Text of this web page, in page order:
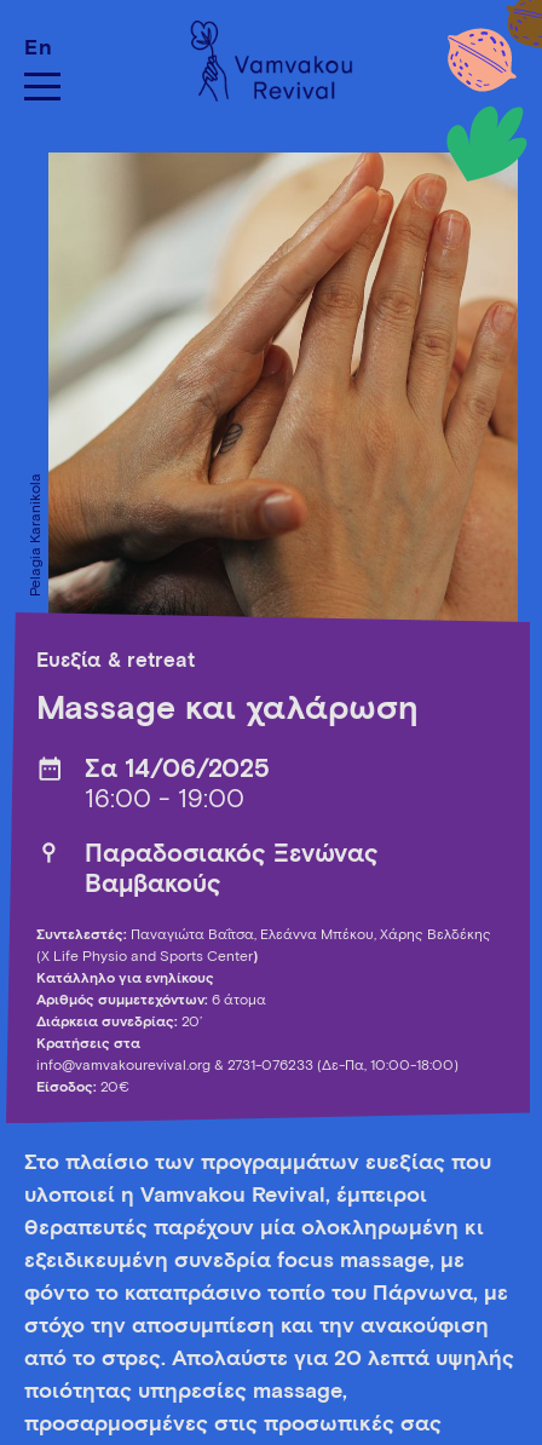
En
Pelagia Karanikola
Ευεξία & retreat
Massage και χαλάρωση
Σα 14/06/2025
16:00 - 19:00
Παραδοσιακός Ξενώνας
Βαμβακούς
Συντελεστές: Παναγιώτα Βαΐτσα, Ελεάννα Μπέκου, Χάρης Βελδέκης
(X Life Physio and Sports Center)
Κατάλληλο για ενηλίκους
Αριθμός συμμετεχόντων: 6 άτομα
Διάρκεια συνεδρίας: 20’
Κρατήσεις στα
info@vamvakourevival.org & 2731-076233 (Δε-Πα, 10:00-18:00)
Είσοδος: 20€
Στο πλαίσιο των προγραμμάτων ευεξίας που
υλοποιεί η Vamvakou Revival, έμπειροι
θεραπευτές παρέχουν μία ολοκληρωμένη κι
εξειδικευμένη συνεδρία focus massage, με
φόντο το καταπράσινο τοπίο του Πάρνωνα, με
στόχο την αποσυμπίεση και την ανακούφιση
από το στρες. Απολαύστε για 20 λεπτά υψηλής
ποιότητας υπηρεσίες massage,
προσαρμοσμένες στις προσωπικές σας